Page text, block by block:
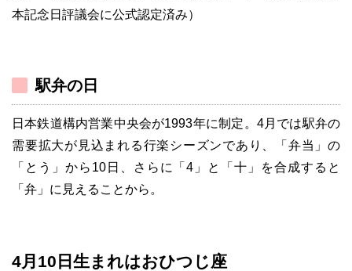
本記念日評議会に公式認定済み）
駅弁の日
日本鉄道構内営業中央会が1993年に制定。4月では駅弁の
需要拡大が見込まれる行楽シーズンであり、「弁当」の
「とう」から10日、さらに「4」と「十」を合成すると
「弁」に見えることから。
4月10日生まれはおひつじ座